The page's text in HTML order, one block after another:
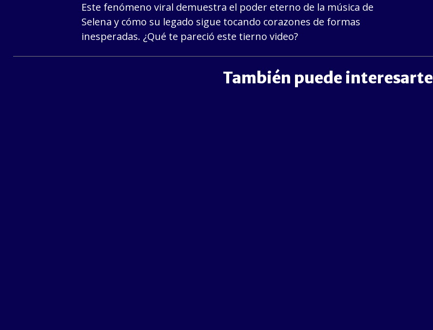
Este fenómeno viral demuestra el poder eterno de la música de
Selena y cómo su legado sigue tocando corazones de formas
inesperadas. ¿Qué te pareció este tierno video?
También puede interesarte